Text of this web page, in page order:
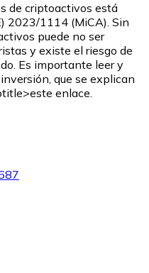
de criptoactivos está
2023/1114 (MiCA). Sin
puede no ser
y existe el riesgo de
Es importante leer y
que se explican
enlace.